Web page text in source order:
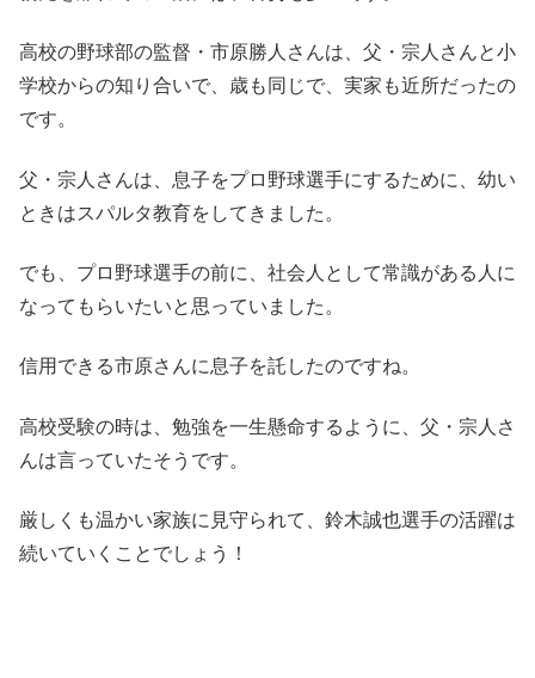
高校の野球部の監督・市原勝人さんは、父・宗人さんと小
学校からの知り合いで、歳も同じで、実家も近所だったの
です。
父・宗人さんは、息子をプロ野球選手にするために、幼い
ときはスパルタ教育をしてきました。
でも、プロ野球選手の前に、社会人として常識がある人に
なってもらいたいと思っていました。
信用できる市原さんに息子を託したのですね。
高校受験の時は、勉強を一生懸命するように、父・宗人さ
んは言っていたそうです。
厳しくも温かい家族に見守られて、鈴木誠也選手の活躍は
続いていくことでしょう！